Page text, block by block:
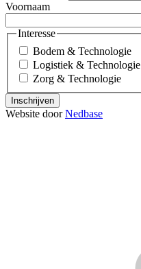
Voornaam
Interesse
Bodem & Technologie
Logistiek & Technologie
Zorg & Technologie
Inschrijven
Website doorNedbase